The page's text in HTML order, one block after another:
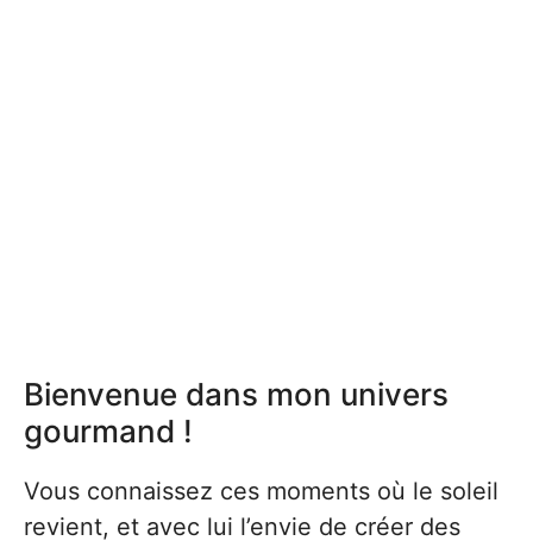
Bienvenue dans mon univers
gourmand !
Vous connaissez ces moments où le soleil
revient, et avec lui l’envie de créer des